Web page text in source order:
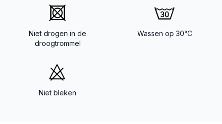
Niet drogen in de
droogtrommel
Wassen op 30°C
Niet bleken